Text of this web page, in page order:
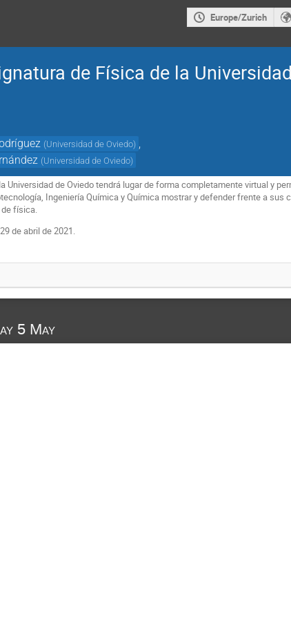
Europe/Zurich
de Física de la
(Universidad de Oviedo)
(Universidad de Oviedo)
Universidad de Oviedo tendrá lugar de forma completamente virtual y
Ingeniería Química y Química mostrar y defender frente a sus
física.
de abril de 2021.
5 May